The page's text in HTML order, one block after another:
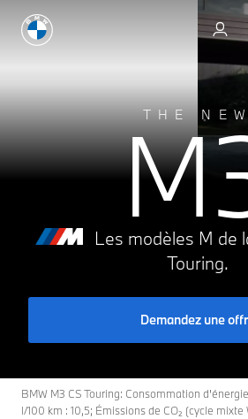
THE NEW
Les modèles M de
Touring.
Demandez une
BMW M3 CS Touring: Consommation
l/100 km : 10,5; Émissions de CO₂ (cycle